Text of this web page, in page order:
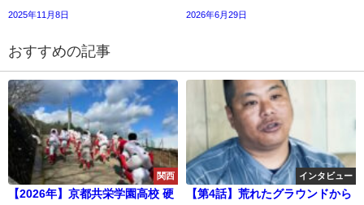
2025年11月8日 2026年6月29日
おすすめの記事
関西
【2026年】京都共栄学園高校 硬
インタビュー
【第4話】荒れたグラウンドから